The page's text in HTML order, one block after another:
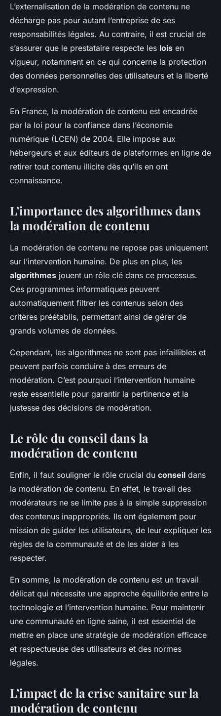
L’externalisation de la modération de contenu ne
décharge pas pour autant l’entreprise de ses
responsabilités légales. Au contraire, il est crucial de
s’assurer que le prestataire respecte les lois en
vigueur, notamment en ce qui concerne la protection
des données personnelles des utilisateurs et la liberté
d’expression.
En France, la modération de contenu est encadrée
par la loi pour la confiance dans l’économie
numérique (LCEN) de 2004. Elle impose aux
hébergeurs et aux éditeurs de plateformes en ligne de
retirer tout contenu illicite dès qu’ils en ont
connaissance.
L’importance des algorithmes dans
la modération de contenu
La modération de contenu ne repose pas uniquement
sur l’intervention humaine. De plus en plus, les
algorithmes jouent un rôle clé dans ce processus.
Ces programmes informatiques peuvent
automatiquement filtrer les contenus selon des
critères préétablis, permettant ainsi de gérer de
grands volumes de données.
Cependant, les algorithmes ne sont pas infaillibles et
peuvent parfois conduire à des erreurs de
modération. C’est pourquoi l’intervention humaine
reste essentielle pour garantir la pertinence et la
justesse des décisions de modération.
Le rôle du conseil dans la
modération de contenu
Enfin, il faut souligner le rôle crucial du conseil dans
la modération de contenu. En effet, le travail des
modérateurs ne se limite pas à la simple suppression
des contenus inappropriés. Ils ont également pour
mission de guider les utilisateurs, de leur expliquer les
règles de la communauté et de les aider à les
respecter.
En somme, la modération de contenu est un travail
délicat qui nécessite une approche équilibrée entre la
technologie et l’intervention humaine. Pour maintenir
une communauté en ligne saine, il est essentiel de
mettre en place une stratégie de modération efficace
et respectueuse des utilisateurs et des normes
légales.
L’impact de la crise sanitaire sur la
modération de contenu